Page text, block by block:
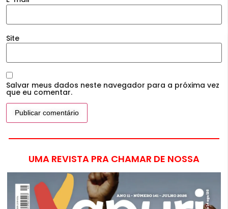
Site
Salvar meus dados neste navegador para a próxima vez
que eu comentar.
UMA REVISTA PRA CHAMAR DE NOSSA